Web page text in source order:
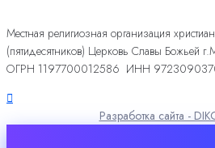
Местная религиозная организация
(пятидесятников) Церковь Славы Божьей
ОГРН 1197700012586 ИНН
Разработка сайта -